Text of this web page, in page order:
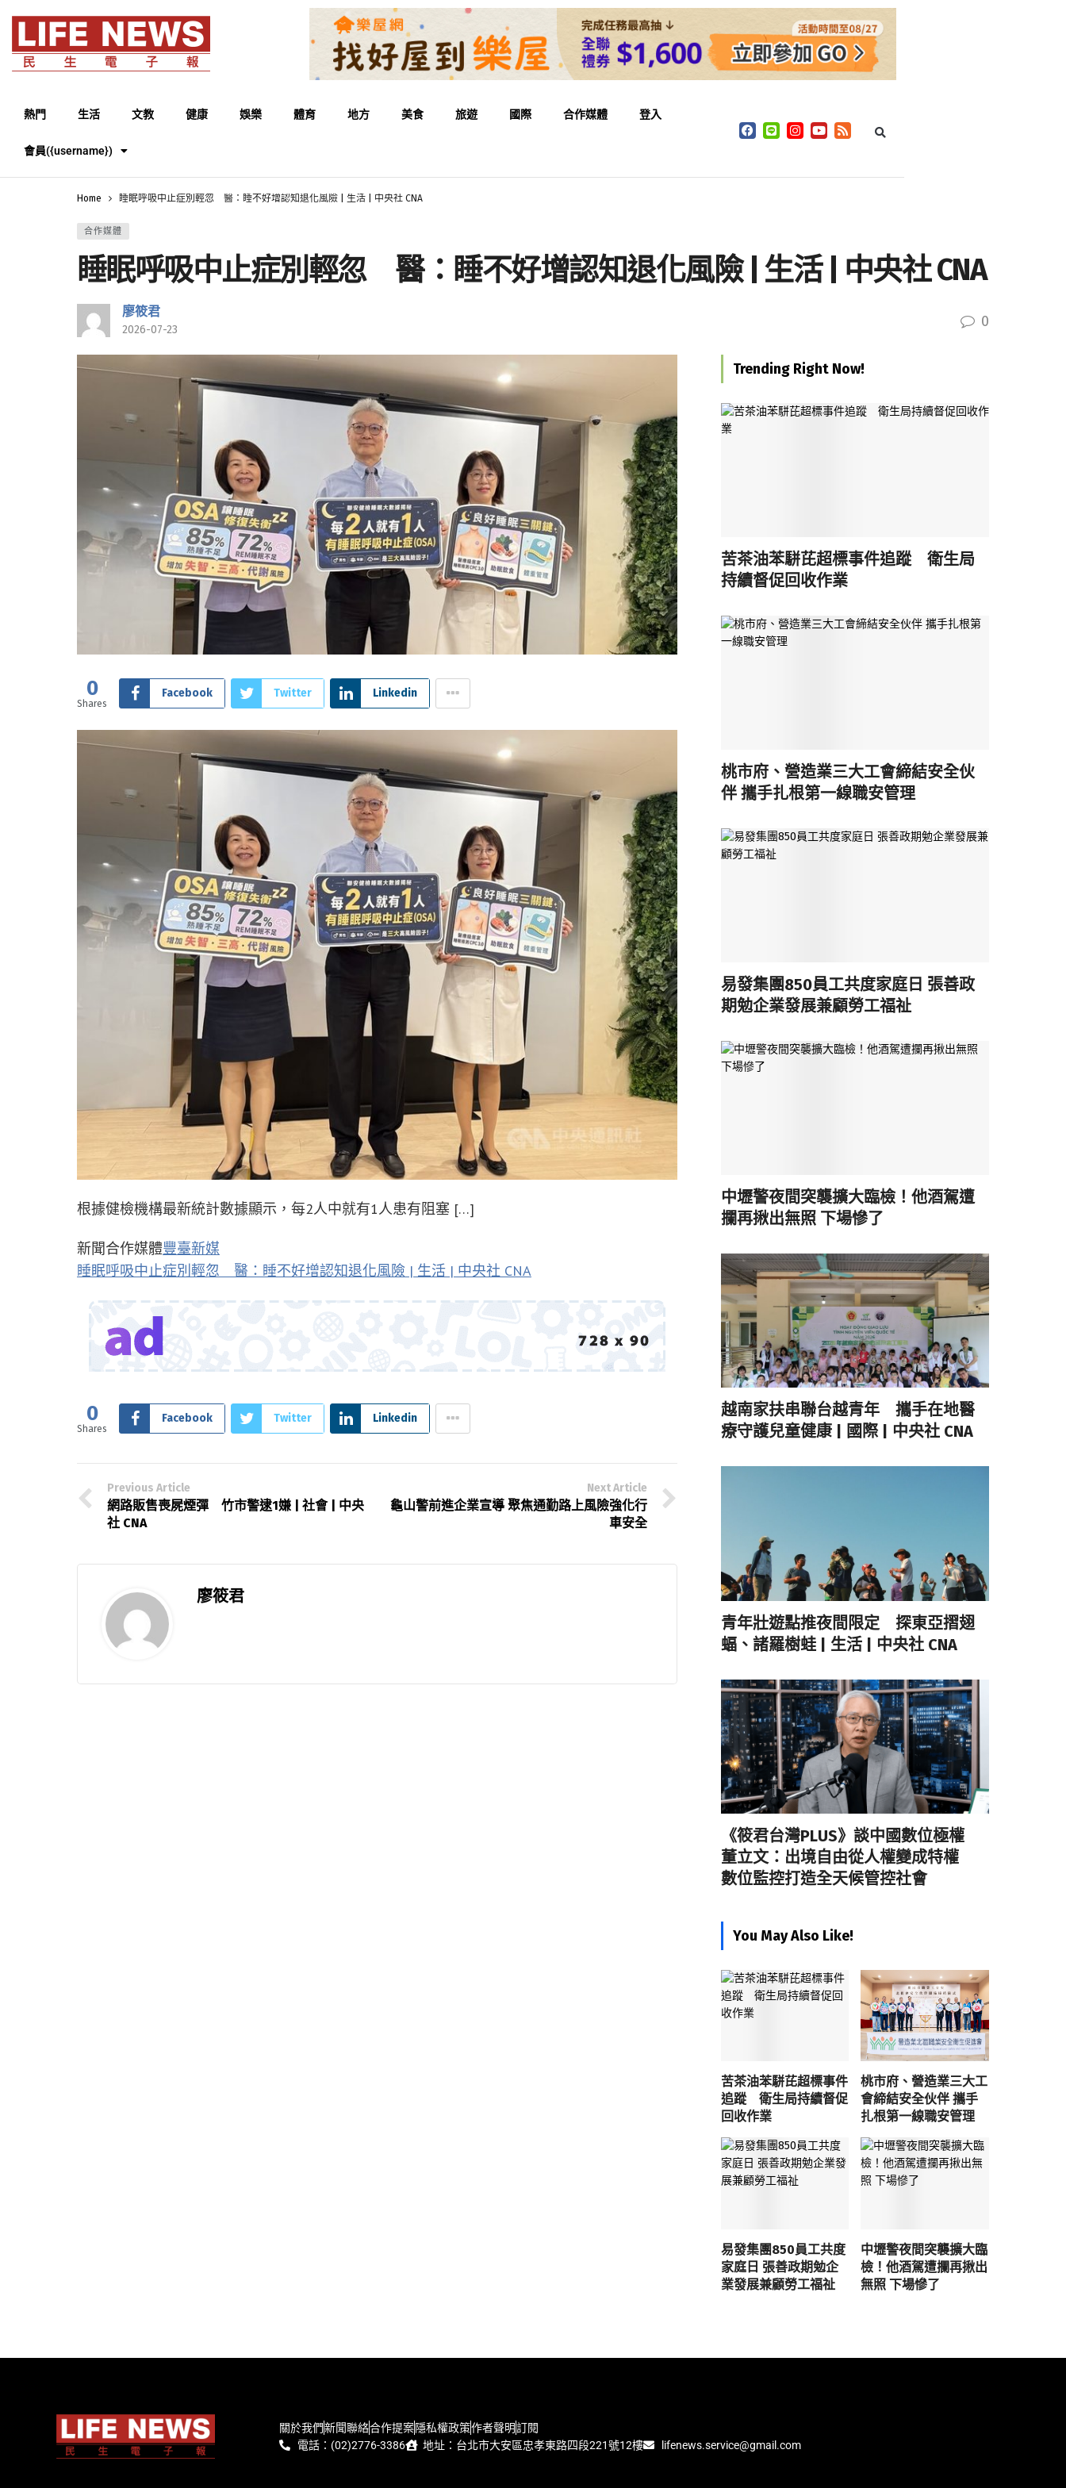
熱門 生活 文教 健康 娛樂 體育 地方 美食 旅遊 國際 合作媒體 登入
會員({username})
Home 睡眠呼吸中止症別輕忽 醫：睡不好增認知退化風險 | 生活 | 中央社 CNA
合作媒體
睡眠呼吸中止症別輕忽 醫：睡不好增認知退化風險 | 生活 | 中央社 CNA
廖筱君
2026-07-23 0
0
Shares
Facebook Twitter Linkedin
根據健檢機構最新統計數據顯示，每2人中就有1人患有阻塞 […]
新聞合作媒體豐臺新媒
睡眠呼吸中止症別輕忽 醫：睡不好增認知退化風險 | 生活 | 中央社 CNA
0
Shares
Facebook Twitter Linkedin
Previous Article
網路販售喪屍煙彈 竹市警逮1嫌 | 社會 | 中央
社 CNA
Next Article
龜山警前進企業宣導 聚焦通勤路上風險強化行
車安全
廖筱君
Trending Right Now!
苦茶油苯駢芘超標事件追蹤 衛生局
持續督促回收作業
桃市府、營造業三大工會締結安全伙
伴 攜手扎根第一線職安管理
易發集團850員工共度家庭日 張善政
期勉企業發展兼顧勞工福祉
中壢警夜間突襲擴大臨檢！他酒駕遭
攔再揪出無照 下場慘了
越南家扶串聯台越青年 攜手在地醫
療守護兒童健康 | 國際 | 中央社 CNA
青年壯遊點推夜間限定 探東亞摺翅
蝠、諸羅樹蛙 | 生活 | 中央社 CNA
《筱君台灣PLUS》談中國數位極權
董立文：出境自由從人權變成特權
數位監控打造全天候管控社會
You May Also Like!
苦茶油苯駢芘超標事件
追蹤 衛生局持續督促
回收作業
桃市府、營造業三大工
會締結安全伙伴 攜手
扎根第一線職安管理
易發集團850員工共度
家庭日 張善政期勉企
業發展兼顧勞工福祉
中壢警夜間突襲擴大臨
檢！他酒駕遭攔再揪出
無照 下場慘了
關於我們新聞聯絡合作提案隱私權政策作者聲明訂閱
電話：(02)2776-3386
地址：台北市大安區忠孝東路四段221號12樓 lifenews.service@gmail.com